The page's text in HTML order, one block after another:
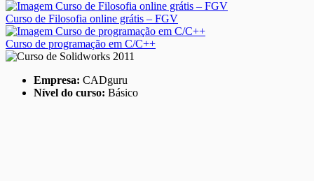
Curso de Filosofia online grátis – FGV
Curso de programação em C/C++
Empresa: CADguru
Nível do curso: Básico